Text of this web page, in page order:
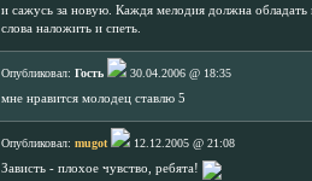
и сажусь за новую. Каждя мелодия должна
слова наложить и спеть.
Опубликовал: Гость
30.04.2006 @ 18:35
мне нравится молодец ставлю 5
Опубликовал: mugot
12.12.2005 @ 21:08
Зависть - плохое чувство, ребята!